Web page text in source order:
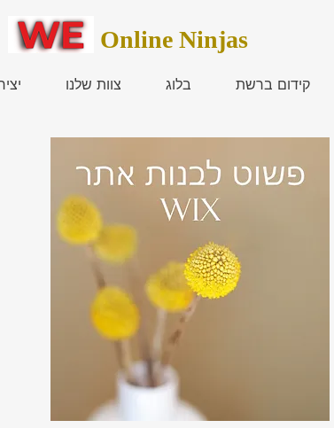
Online Ninjas
קידום ברשת בלוג צוות שלנו